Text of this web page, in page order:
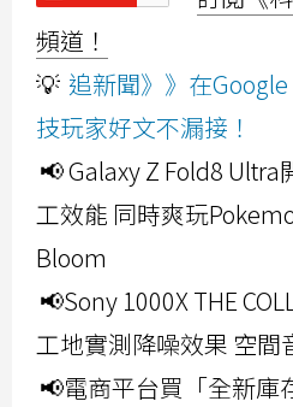
頻道！
💡 追新聞》》在
技玩家好文不漏接！
📢 Galaxy Z Fold8
工效能 同時爽玩
Bloom
📢Sony 1000X THE
工地實測降噪效果 空間
📢電商平台買「全新庫